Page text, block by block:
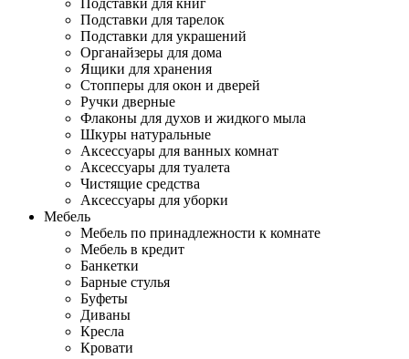
Подставки для книг
Подставки для тарелок
Подставки для украшений
Органайзеры для дома
Ящики для хранения
Стопперы для окон и дверей
Ручки дверные
Флаконы для духов и жидкого мыла
Шкуры натуральные
Аксессуары для ванных комнат
Аксессуары для туалета
Чистящие средства
Аксессуары для уборки
Мебель
Мебель по принадлежности к комнате
Мебель в кредит
Банкетки
Барные стулья
Буфеты
Диваны
Кресла
Кровати